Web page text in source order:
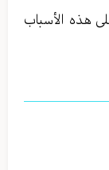
هذه الأسباب